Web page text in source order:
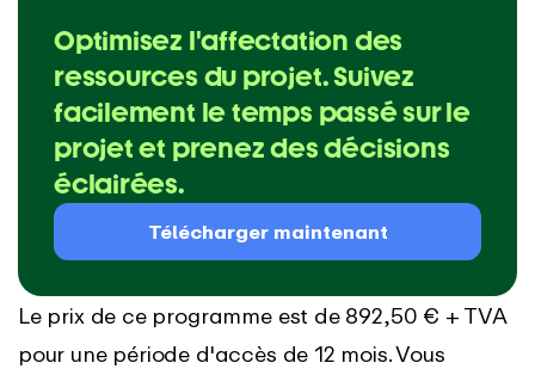
Optimisez l'affectation des
ressources du projet. Suivez
facilement le temps passé sur le
projet et prenez des décisions
éclairées.
Télécharger maintenant
Le prix de ce programme est de 892,50 € + TVA
pour une période d'accès de 12 mois. Vous